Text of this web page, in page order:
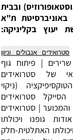
ובבית
ת"א
יעוץ בקליניקה:
סטרואידים אנבולים וניוון
| פיתוח גוף
של סטרואידים
(ניקוי
סטרואידים
| סטרואידים
גופנו ויכולתו
האתלטית-חלק